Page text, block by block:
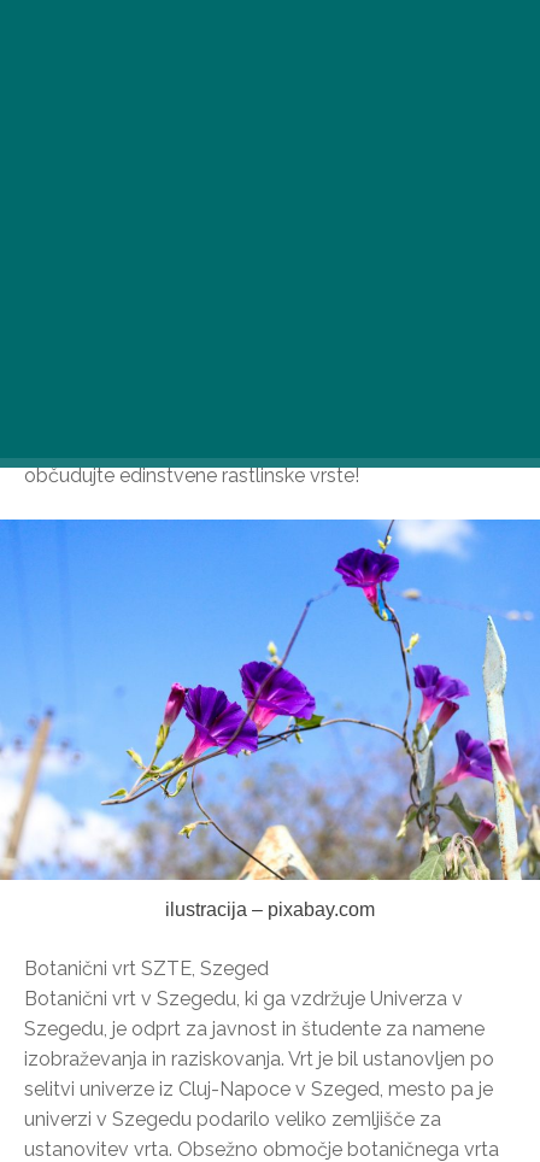
občudujte edinstvene rastlinske vrste!
ilustracija – pixabay.com
Botanični vrt SZTE, Szeged
Botanični vrt v Szegedu, ki ga vzdržuje Univerza v
Szegedu, je odprt za javnost in študente za namene
izobraževanja in raziskovanja. Vrt je bil ustanovljen po
selitvi univerze iz Cluj-Napoce v Szeged, mesto pa je
univerzi v Szegedu podarilo veliko zemljišče za
ustanovitev vrta. Obsežno območje botaničnega vrta